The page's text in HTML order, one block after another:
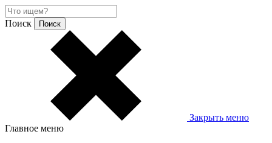
Поиск
Закрыть меню
Главное меню